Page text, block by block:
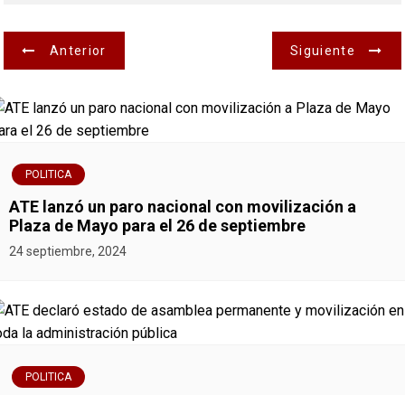
N
v
e
g
a
i
ó
Anterior Siguiente
POLITICA
ATE lanzó un paro nacional con movilización a
Plaza de Mayo para el 26 de septiembre
24 septiembre, 2024
POLITICA